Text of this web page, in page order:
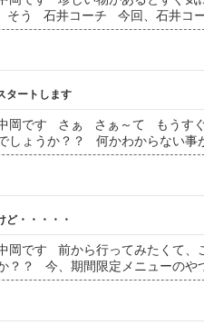
そう 石井コーチ 今回、石井コ
タートします
岡です さぁ さぁ～て もうす
しょうか？？ 何かわからない事
ど・・・・・
岡です 前から行ってみたくて
？？ 今、期間限定メニューのや